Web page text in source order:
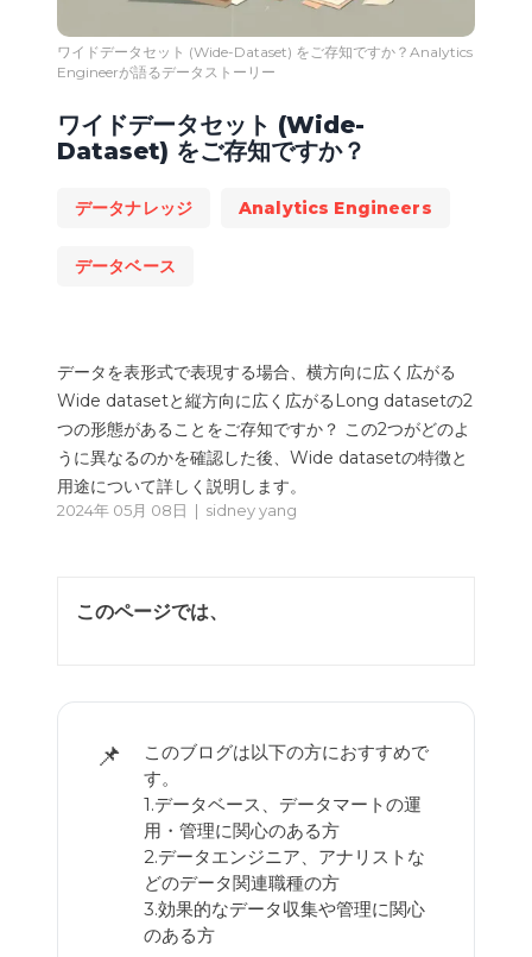
ワイドデータセット (Wide-Dataset) をご存知ですか？Analytics
Engineerが語るデータストーリー
ワイドデータセット (Wide-
Dataset) をご存知ですか？
データナレッジ Analytics Engineers
データベース
データを表形式で表現する場合、横方向に広く広がる
Wide datasetと縦方向に広く広がるLong datasetの2
つの形態があることをご存知ですか？ この2つがどのよ
うに異なるのかを確認した後、Wide datasetの特徴と
用途について詳しく説明します。
2024年 05月 08日 | sidney yang
このページでは、
📌
このブログは以下の方におすすめで
す。
1.データベース、データマートの運
用・管理に関心のある方
2.データエンジニア、アナリストな
どのデータ関連職種の方
3.効果的なデータ収集や管理に関心
のある方